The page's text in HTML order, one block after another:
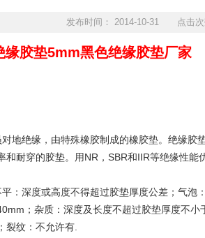
发布时间： 2014-10-31 点击次
胶垫5mm黑色绝缘胶垫厂家
对地绝缘，由特殊橡胶制成的橡胶垫。绝缘
和耐穿的胶垫。用NR，SBR和IIR等绝缘性
平：深度或高度不得超过胶垫厚度公差；气
；杂质：深度及长度不超过胶垫厚度不
裂纹：不允许有.